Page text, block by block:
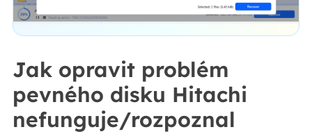
Jak opravit problém
pevného disku Hitachi
nefunguje/rozpoznal